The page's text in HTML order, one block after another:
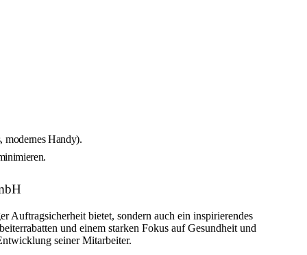
modernes Handy).
Auftragsicherheit bietet, sondern auch ein inspirierendes
und einem starken Fokus auf Gesundheit und
seiner Mitarbeiter.